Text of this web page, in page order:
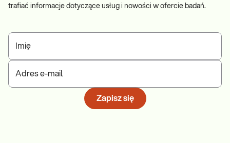
trafiać informacje dotyczące usług i nowości w ofercie badań.
Imię
Adres e-mail
Zapisz się